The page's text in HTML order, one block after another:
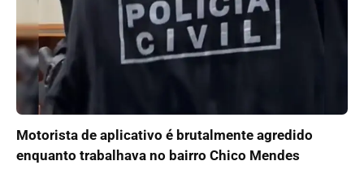
Motorista de aplicativo é brutalmente agredido
enquanto trabalhava no bairro Chico Mendes